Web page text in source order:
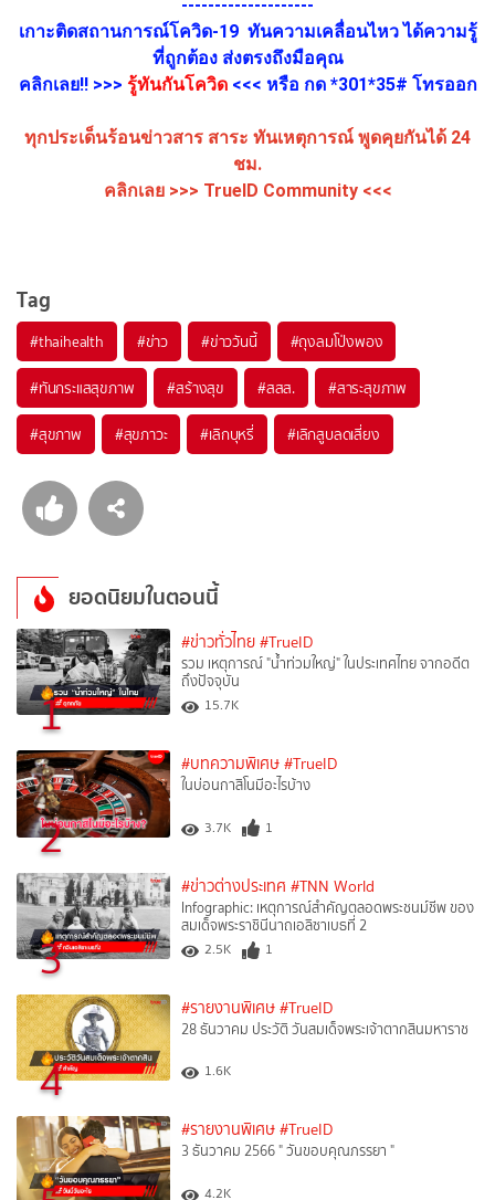
--------------------
เกาะติดสถานการณ์โควิด-19 ทันความเคลื่อนไหว ได้ความรู้
ที่ถูกต้อง ส่งตรงถึงมือคุณ
คลิกเลย!! >>> รู้ทันกันโควิด<<< หรือ กด *301*35# โทรออก
ทุกประเด็นร้อนข่าวสาร สาระ ทันเหตุการณ์ พูดคุยกันได้ 24
ชม.
คลิกเลย >>> TrueID Community<<<
Tag
#thaihealth #ข่าว #ข่าววันนี้ #ถุงลมโป่งพอง
#ทันกระแสสุขภาพ #สร้างสุข #สสส. #สาระสุขภาพ
#สุขภาพ #สุขภาวะ #เลิกบุหรี่ #เลิกสูบลดเสี่ยง
ยอดนิยมในตอนนี้
1
#ข่าวทั่วไทย #TrueID
รวม เหตุการณ์ "น้ำท่วมใหญ่" ในประเทศไทย จากอดีต
ถึงปัจจุบัน
15.7K
2
#บทความพิเศษ #TrueID
ในบ่อนกาสิโนมีอะไรบ้าง
3.7K 1
3
#ข่าวต่างประเทศ #TNN World
Infographic: เหตุการณ์สำคัญตลอดพระชนม์ชีพ ของ
สมเด็จพระราชินีนาถเอลิซาเบธที่ 2
2.5K 1
4
#รายงานพิเศษ #TrueID
28 ธันวาคม ประวัติ วันสมเด็จพระเจ้าตากสินมหาราช
1.6K
#รายงานพิเศษ #TrueID
3 ธันวาคม 2566 " วันขอบคุณภรรยา "
4.2K